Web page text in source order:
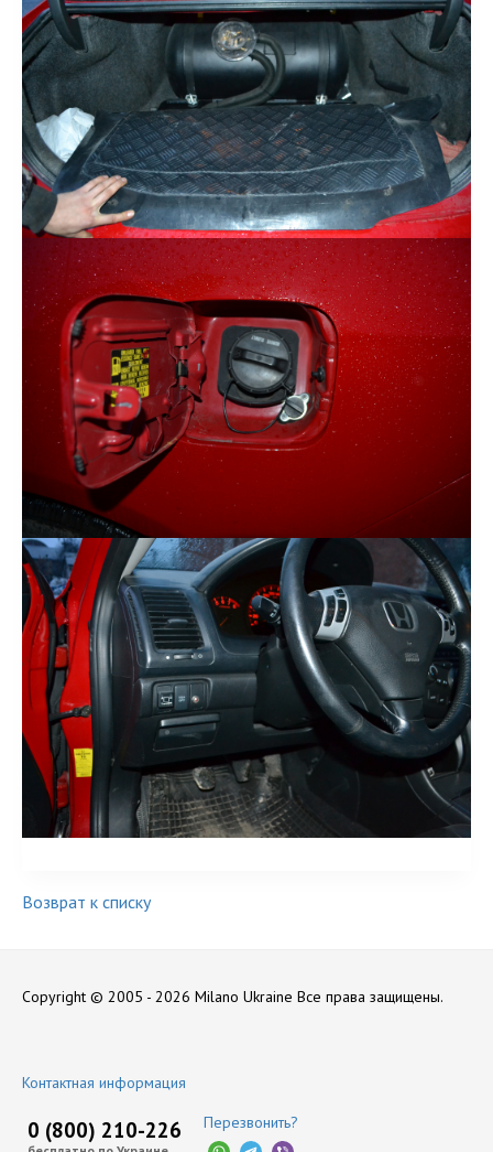
Возврат к списку
Copyright © 2005 - 2026 Milano Ukraine Все права защищены.
Контактная информация
0 (800) 210-226 Перезвонить?